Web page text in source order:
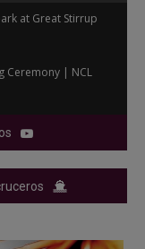
at Great Stirrup
Ceremony | NCL